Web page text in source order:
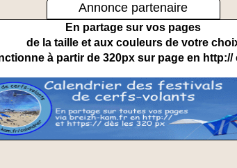
Annonce partenaire
En partage sur vos pages
de la taille et aux couleurs de votre
à partir de 320px sur page en http://